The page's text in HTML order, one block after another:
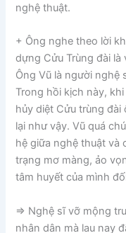
nghệ thuật.
+ Ông nghe theo lời
dựng Cửu Trùng đài
Ông Vũ là người nghệ
Trong hồi kịch này,
hủy diệt Cửu trùng
lại như vậy. Vũ quá
hệ giữa nghệ thuật và
trạng mơ màng, ảo
tâm huyết của mình
=> Nghệ sĩ vỡ mộng
nhân dân mà lau nay